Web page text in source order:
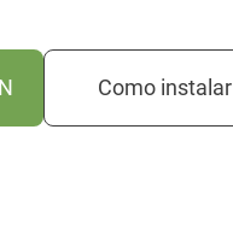
Como instalar